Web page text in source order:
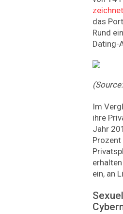
das
Rund
Dating-
Im
ihre
Jahr
Prozent
ein, an